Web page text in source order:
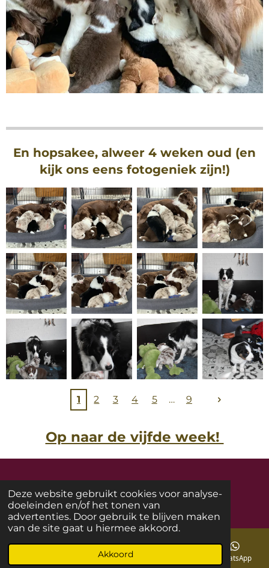
Deze website gebruikt cookies voor analyse-
doeleinden en/of het tonen van
advertenties. Door gebruik te blijven maken
van de site gaat u hiermee akkoord.
Akkoord
En hopsakee, alweer 4 weken oud (en
kijk ons eens fotogeniek zijn!)
1 2 3 4 5 9
Op naar de vijfde week!
©Copyright2018 -2026BarbaraWielders
Telefoonnummer WhatsApp